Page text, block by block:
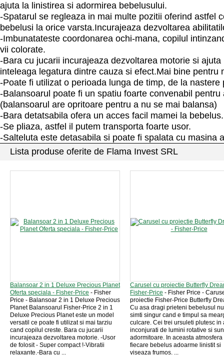
ajuta la linistirea si adormirea bebelusului.
-Spatarul se regleaza in mai multe pozitii oferind astfel
bebelusi la orice varsta.Incurajeaza dezvoltarea
-Imbunatateste coordonarea ochi-mana, copilul
vii colorate.
-Bara cu jucarii incurajeaza dezvoltarea motorie si ajuta
inteleaga legatura dintre cauza si efect.Mai bine pentru
-Poate fi utilizat o perioada lunga de timp, de la nastere
-Balansoarul poate fi un spatiu foarte convenabil pentru
(balansoarul are opritoare pentru a nu se mai balansa)
-Bara detatsabila ofera un acces facil mamei la bebelus.
-Se pliaza, astfel il putem transporta foarte usor.
-Salteluta este detasabila si poate fi spalata cu masina
Lista produse oferite de Flama Invest SRL
Balansoar 2 in 1 Deluxe Precious Planet
Oferta speciala - Fisher-Price - Fisher
Price - Balansoar 2 in 1 Deluxe Precious
Planet Balansoarul Fisher-Price 2 in 1
Deluxe Precious Planet este un model
versatil ce poate fi utilizat si mai tarziu
cand copilul creste. Bara cu jucarii
incurajeaza dezvoltarea motorie. -Usor
de folosit - Super compact !-Vibratii
relaxante.-Bara cu ...
Carusel cu proiectie Butterfly
Fisher-Price - Fisher Price -
proiectie Fisher-Price Butterfly
Cu asa dragi prieteni bebelusul
simti singur cand e timpul sa
culcare. Cei trei ursuleti plutesc in
inconjurati de lumini rotative si
adormitoare. In aceasta atmosfera
fiecare bebelus adoarme linistit si
viseaza frumos. ...